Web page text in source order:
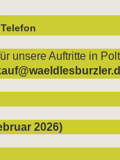
unsere Auftritte in
2026)